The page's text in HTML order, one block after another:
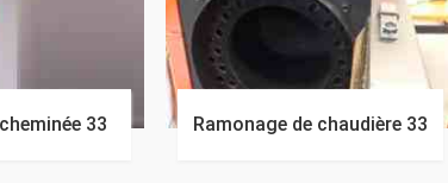
33 Ramonage de chaudière 33